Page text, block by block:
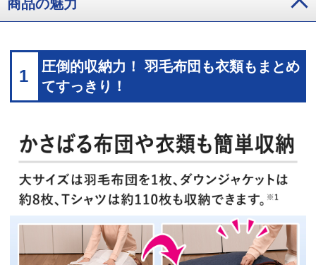
商品の魅力
1
圧倒的収納力！ 羽毛布団も衣類もまとめ
てすっきり！